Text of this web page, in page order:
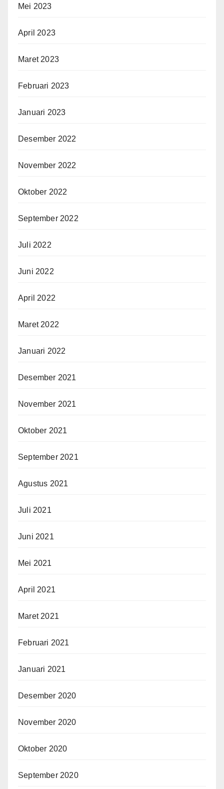
Mei 2023
April 2023
Maret 2023
Februari 2023
Januari 2023
Desember 2022
November 2022
Oktober 2022
September 2022
Juli 2022
Juni 2022
April 2022
Maret 2022
Januari 2022
Desember 2021
November 2021
Oktober 2021
September 2021
Agustus 2021
Juli 2021
Juni 2021
Mei 2021
April 2021
Maret 2021
Februari 2021
Januari 2021
Desember 2020
November 2020
Oktober 2020
September 2020